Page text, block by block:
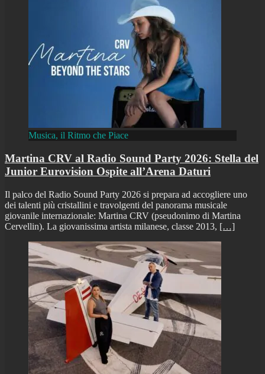
Musica, il Ritmo che Piace
Martina CRV al Radio Sound Party 2026: Stella del
Junior Eurovision Ospite all’Arena Daturi
Il palco del Radio Sound Party 2026 si prepara ad accogliere uno
dei talenti più cristallini e travolgenti del panorama musicale
giovanile internazionale: Martina CRV (pseudonimo di Martina
Cervellin). La giovanissima artista milanese, classe 2013, […]